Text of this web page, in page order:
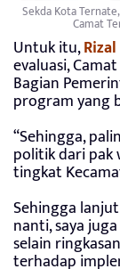
Sekda Kota
Camat
Untuk itu,Rizal
evaluasi,
Bagian
program yang
“Sehingga,
politik dari pak
tingkat
Sehingga lanjut
nanti, saya
selain
terhadap